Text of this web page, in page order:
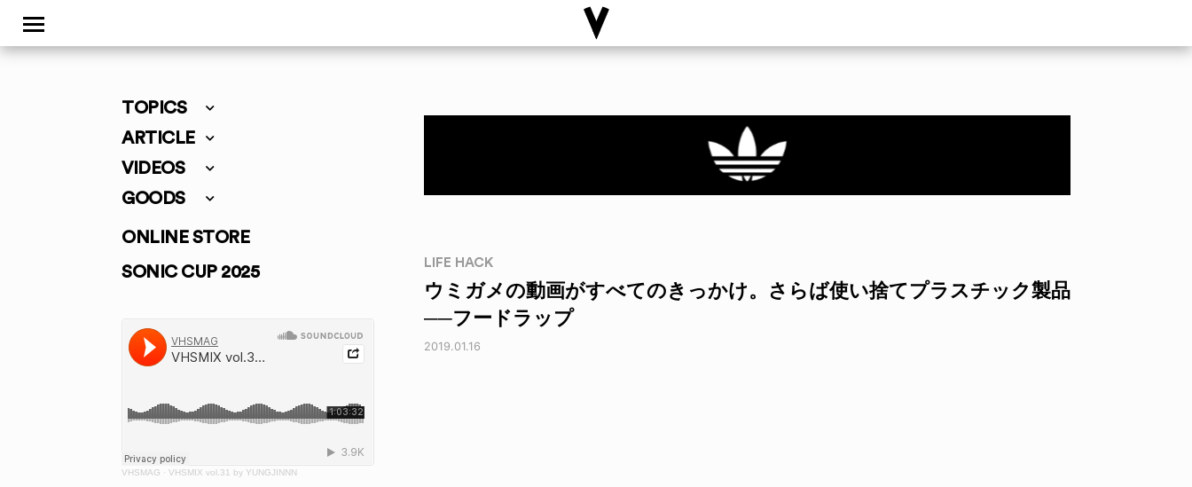
TOPICS
ARTICLE
VIDEOS
GOODS
ONLINE STORE
SONIC CUP 2025
VHSMAG · VHSMIX vol.31 by YUNGJINNN
LIFE HACK
ウミガメの動画がすべてのきっかけ。さらば使い捨てプラスチック製品
──フードラップ
2019.01.16